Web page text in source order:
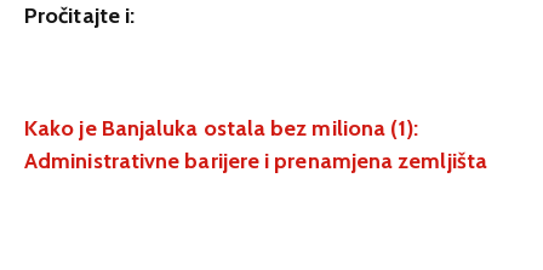
Pročitajte i:
Kako je Banjaluka ostala bez miliona (1):
Administrativne barijere i prenamjena zemljišta